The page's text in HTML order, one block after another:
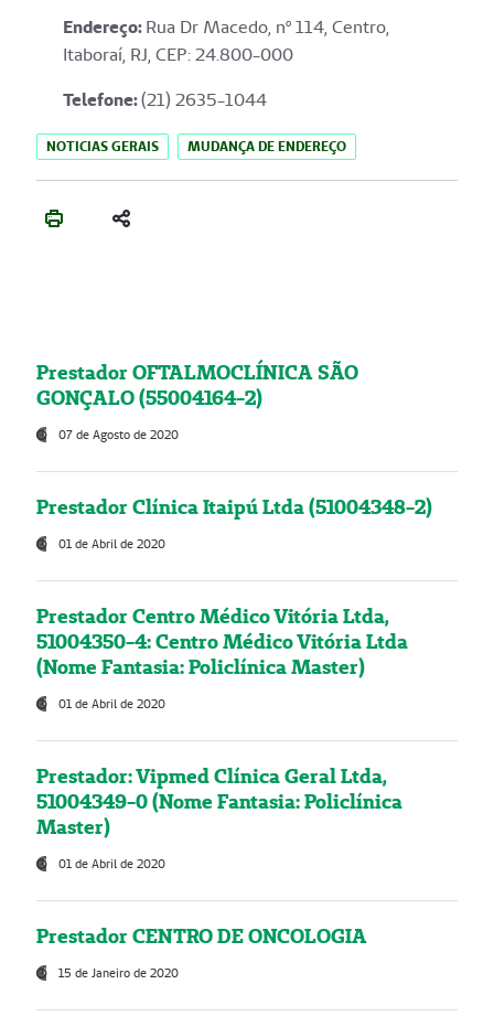
Endereço:Rua Dr Macedo, nº 114, Centro,
Itaboraí, RJ, CEP: 24.800-000
Telefone:(21) 2635-1044
NOTICIAS GERAIS MUDANÇA DE ENDEREÇO
Prestador OFTALMOCLÍNICA SÃO
GONÇALO (55004164-2)
07 de Agosto de 2020
Prestador Clínica Itaipú Ltda (51004348-2)
01 de Abril de 2020
Prestador Centro Médico Vitória Ltda,
51004350-4: Centro Médico Vitória Ltda
(Nome Fantasia: Policlínica Master)
01 de Abril de 2020
Prestador: Vipmed Clínica Geral Ltda,
51004349-0 (Nome Fantasia: Policlínica
Master)
01 de Abril de 2020
Prestador CENTRO DE ONCOLOGIA
15 de Janeiro de 2020